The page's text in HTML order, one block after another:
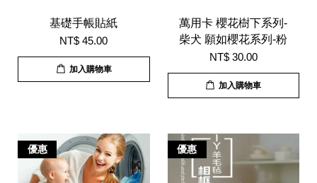
基礎手帳貼紙
NT$ 45.00
加入購物車
萬用卡 櫻花樹下系列-
柴犬 願如櫻花系列-粉
NT$ 30.00
加入購物車
優惠 優惠